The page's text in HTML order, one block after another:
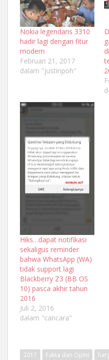
Nokia legendaris 3310
hadir lagi dengan fitur
modern
Februari 21, 2017
dalam "justinpoh"
Hiks…dapat notifikasi
sekaligus reminder
bahwa WhatsApp (WA)
tidak support lagi
Blackberry Z3 (BB OS
10) pasca akhir tahun
2016
Juli 2, 2016
dalam "caricara"
2017 Fakta dan Opini